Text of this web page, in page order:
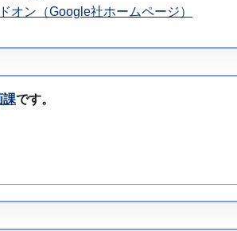
オン（Google社ホームページ）
課です。